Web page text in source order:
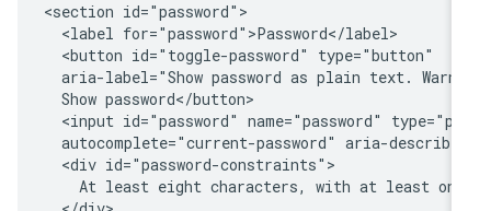
<section id="password">
  <label for="password">Password</label>
  <button id="toggle-password" type="button"
aria-label="Show password as plain text.
  Show password</button>
<input id="password" name="password"
autocomplete="current-password" aria-
  <div id="password-constraints">
At least eight characters, with at least